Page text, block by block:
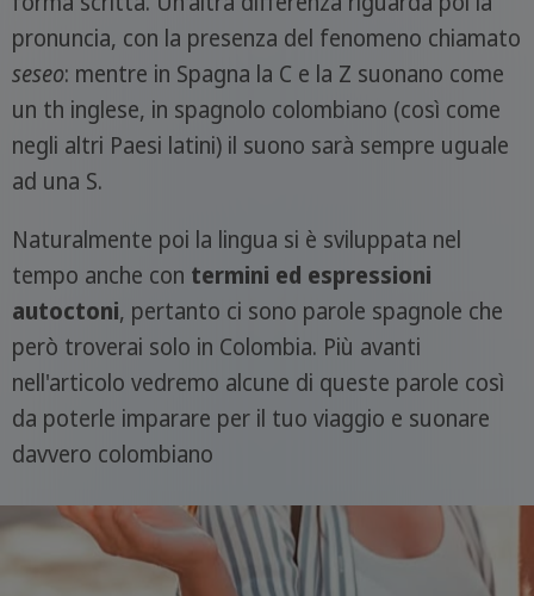
pronuncia, con la presenza del fenomeno chiamato
seseo: mentre in Spagna la C e la Z suonano come
un th inglese, in spagnolo colombiano (così come
negli altri Paesi latini) il suono sarà sempre uguale
ad una S.
Naturalmente poi la lingua si è sviluppata nel
tempo anche con termini ed espressioni
autoctoni, pertanto ci sono parole spagnole che
però troverai solo in Colombia. Più avanti
nell'articolo vedremo alcune di queste parole così
da poterle imparare per il tuo viaggio e suonare
davvero colombiano